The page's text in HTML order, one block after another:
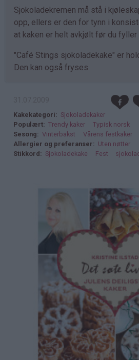
Sjokoladekremen må stå i
opp, ellers er den for tynn i
at kaken er helt avkjølt før du
"Café Stings sjokoladekake" er
Den kan også fryses.
Kakekategori
Sjokoladekaker
Populært
Trendy kaker
Typisk norsk
Sesong
Vinterbakst Vårens festkaker
Allergier og preferanser
Uten nøtter
Stikkord
Sjokoladekake Fest